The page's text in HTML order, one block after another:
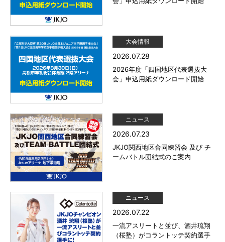
大会情報
2026.07.28
2026年度「四国地区代表選抜大
会」申込用紙ダウンロード開始
ニュース
2026.07.23
JKJO関西地区合同練習会 及び チ
ームバトル団結式のご案内
ニュース
2026.07.22
一流アスリートと並び、酒井琉翔
（桜塾）がコラントッテ契約選手